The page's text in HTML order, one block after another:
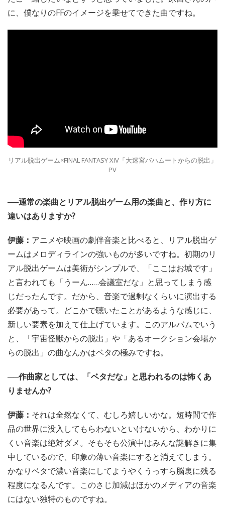
に、僕なりのFFのイメージを乗せてできた曲ですね。
リアル脱出ゲーム×FINAL FANTASY XIV「大迷宮バハムートからの脱出」
PV
──通常の楽曲とリアル脱出ゲーム用の楽曲と、作り方に
違いはありますか?
伊藤： アニメや映画の劇伴音楽と比べると、リアル脱出ゲ
ームはメロディラインの強いものが多いですね。初期のリ
アル脱出ゲームは美術がシンプルで、「ここはお城です」
と言われても「うーん……会議室だな」と思ってしまう感
じだったんです。だから、音楽で過剰なくらいに演出する
必要があって。どこかで聴いたことがあるような感じに、
新しい要素を加えて仕上げています。このアルバムでいう
と、「宇宙怪獣からの脱出」や「あるオークション会場か
らの脱出」の曲なんかはベタの極みですね。
──作曲家としては、「ベタだな」と思われるのは怖くあ
りませんか?
伊藤： それは全然なくて、むしろ嬉しいかな。短時間で作
品の世界に没入してもらわないといけないから、わかりに
くい音楽は絶対ダメ。そもそも公演中はみんな謎解きに集
中しているので、印象の薄い音楽にすると消えてしまう。
かなりベタで濃い音楽にしてようやくうっすら脳裏に残る
程度になるんです。このさじ加減はほかのメディアの音楽
にはない独特のものですね。